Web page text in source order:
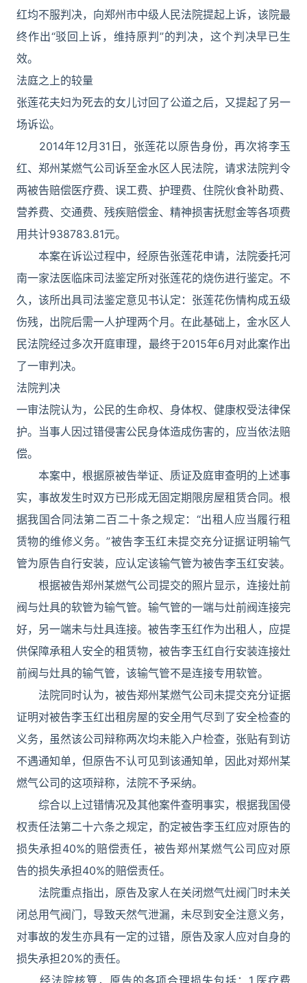
红均不服判决，向郑州市中级人民法院提起上诉，该院最
终作出“驳回上诉，维持原判”的判决，这个判决早已生
效。
法庭之上的较量
张莲花夫妇为死去的女儿讨回了公道之后，又提起了另一
场诉讼。
2014年12月31日，张莲花以原告身份，再次将李玉
红、郑州某燃气公司诉至金水区人民法院，请求法院判令
两被告赔偿医疗费、误工费、护理费、住院伙食补助费、
营养费、交通费、残疾赔偿金、精神损害抚慰金等各项费
用共计938783.81元。
本案在诉讼过程中，经原告张莲花申请，法院委托河
南一家法医临床司法鉴定所对张莲花的烧伤进行鉴定。不
久，该所出具司法鉴定意见书认定：张莲花伤情构成五级
伤残，出院后需一人护理两个月。在此基础上，金水区人
民法院经过多次开庭审理，最终于2015年6月对此案作出
了一审判决。
法院判决
一审法院认为，公民的生命权、身体权、健康权受法律保
护。当事人因过错侵害公民身体造成伤害的，应当依法赔
偿。
本案中，根据原被告举证、质证及庭审查明的上述事
实，事故发生时双方已形成无固定期限房屋租赁合同。根
据我国合同法第二百二十条之规定：“出租人应当履行租
赁物的维修义务。”被告李玉红未提交充分证据证明输气
管为原告自行安装，应认定该输气管为被告李玉红安装。
根据被告郑州某燃气公司提交的照片显示，连接灶前
阀与灶具的软管为输气管。输气管的一端与灶前阀连接完
好，另一端未与灶具连接。被告李玉红作为出租人，应提
供保障承租人安全的租赁物，被告李玉红自行安装连接灶
前阀与灶具的输气管，该输气管不是连接专用软管。
法院同时认为，被告郑州某燃气公司未提交充分证据
证明对被告李玉红出租房屋的安全用气尽到了安全检查的
义务，虽然该公司辩称两次均未能入户检查，张贴有到访
不遇通知单，但原告不认可见到该通知单，因此对郑州某
燃气公司的这项辩称，法院不予采纳。
综合以上过错情况及其他案件查明事实，根据我国侵
权责任法第二十六条之规定，酌定被告李玉红应对原告的
损失承担40%的赔偿责任，被告郑州某燃气公司应对原
告的损失承担40%的赔偿责任。
法院重点指出，原告及家人在关闭燃气灶阀门时未关
闭总用气阀门，导致天然气泄漏，未尽到安全注意义务，
对事故的发生亦具有一定的过错，原告及家人应对自身的
损失承担20%的责任。
经法院核算，原告的各项合理损失包括：1.医疗费